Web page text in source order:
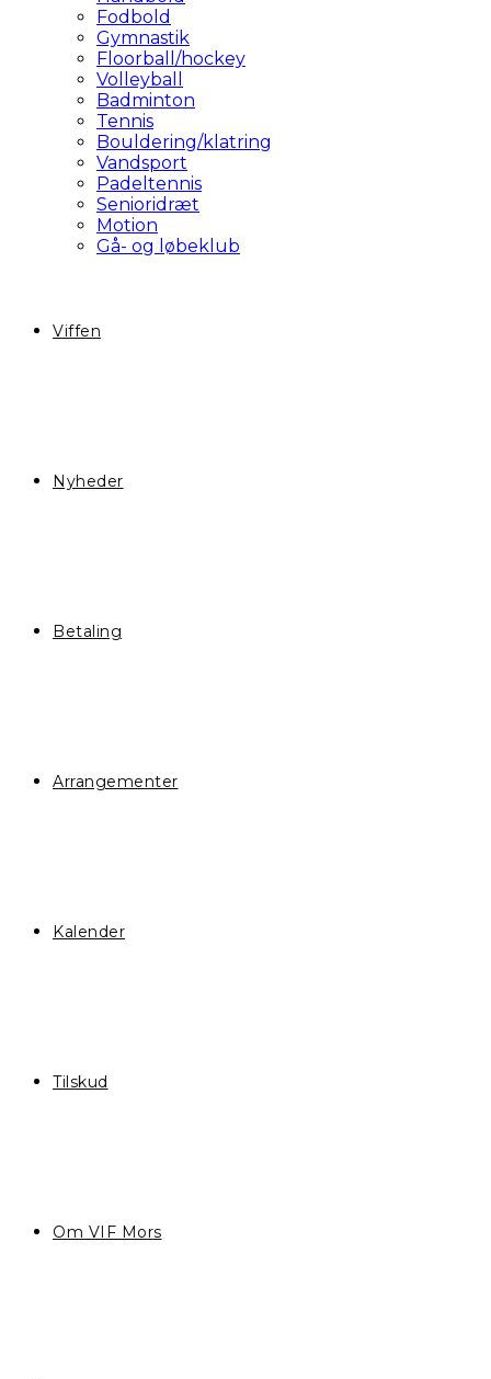
Fodbold
Gymnastik
Floorball/hockey
Volleyball
Badminton
Tennis
Bouldering/klatring
Vandsport
Padeltennis
Senioridræt
Motion
Gå- og løbeklub
Viffen
Nyheder
Betaling
Arrangementer
Kalender
Tilskud
Om VIF Mors